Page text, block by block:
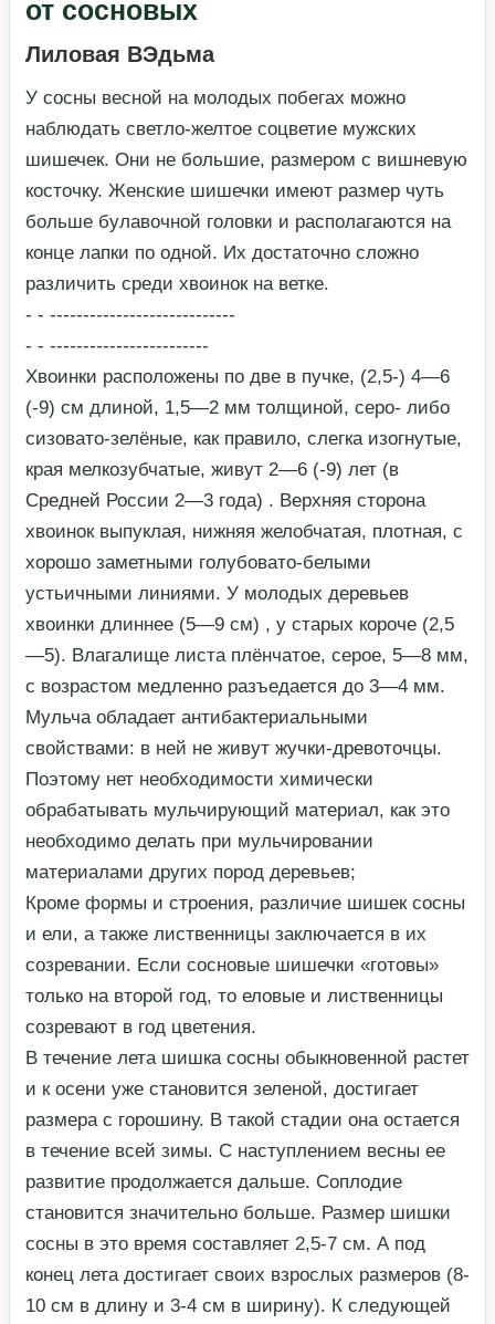
от сосновых
Лиловая ВЭдьма
​У сосны весной на молодых побегах можно
наблюдать светло-желтое соцветие мужских
шишечек. Они не большие, размером с вишневую
косточку. Женские шишечки имеют размер чуть
больше булавочной головки и располагаются на
конце лапки по одной. Их достаточно сложно
различить среди хвоинок на ветке.​
​- - ----------------------------​
​- - ------------------------​
​Хвоинки расположены по две в пучке, (2,5-) 4—6
(-9) см длиной, 1,5—2 мм толщиной, серо- либо
сизовато-зелёные, как правило, слегка изогнутые,
края мелкозубчатые, живут 2—6 (-9) лет (в
Средней России 2—3 года) . Верхняя сторона
хвоинок выпуклая, нижняя желобчатая, плотная, с
хорошо заметными голубовато-белыми
устьичными линиями. У молодых деревьев
хвоинки длиннее (5—9 см) , у старых короче (2,5
—5). Влагалище листа плёнчатое, серое, 5—8 мм,
с возрастом медленно разъедается до 3—4 мм.​
​Мульча обладает антибактериальными
свойствами: в ней не живут жучки-древоточцы.
Поэтому нет необходимости химически
обрабатывать мульчирующий материал, как это
необходимо делать при мульчировании
материалами других пород деревьев;​
​Кроме формы и строения, различие шишек сосны
и ели, а также лиственницы заключается в их
созревании. Если сосновые шишечки «готовы»
только на второй год, то еловые и лиственницы
созревают в год цветения.​
​В течение лета шишка сосны обыкновенной растет
и к осени уже становится зеленой, достигает
размера с горошину. В такой стадии она остается
в течение всей зимы. С наступлением весны ее
развитие продолжается дальше. Соплодие
становится значительно больше. Размер шишки
сосны в это время составляет 2,5-7 см. А под
конец лета достигает своих взрослых размеров (8-
10 см в длину и 3-4 см в ширину). К следующей